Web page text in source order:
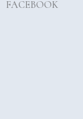
FACEBOOK